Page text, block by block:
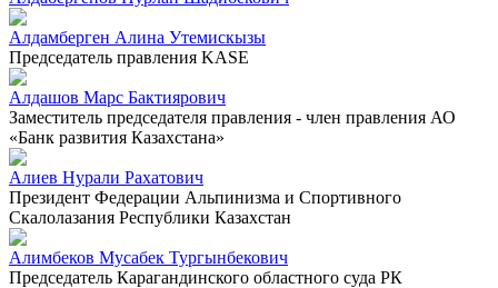
Алдамберген Алина Утемискызы
Председатель правления KASE
Алдашов Марс Бактиярович
Заместитель председателя правления - член правления АО
«Банк развития Казахстана»
Алиев Нурали Рахатович
Президент Федерации Альпинизма и Спортивного
Скалолазания Республики Казахстан
Алимбеков Мусабек Тургынбекович
Председатель Карагандинского областного суда РК